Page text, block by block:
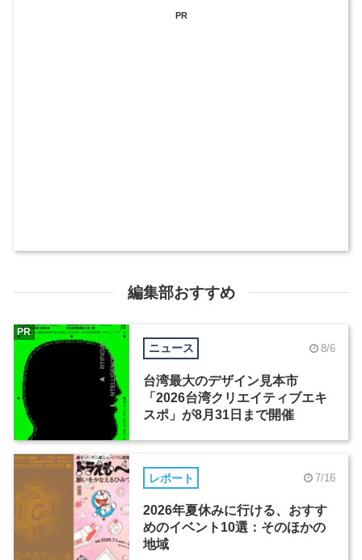
PR
編集部おすすめ
ニュース 8/6
台湾最大のデザイン見本市
「2026台湾クリエイティブエキ
スポ」が8月31日まで開催
PR
レポート 7/16
2026年夏休みに行ける、おすす
めのイベント10選：そのほかの
地域